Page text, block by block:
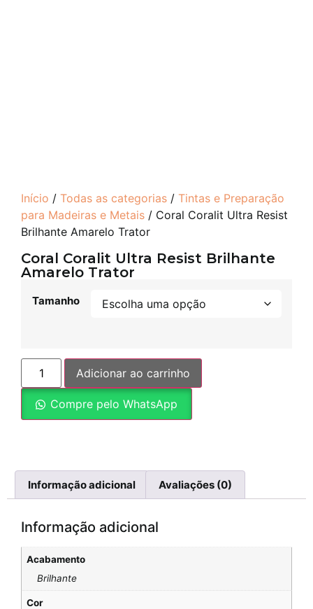
Início / Todas as categorias / Tintas e Preparação
para Madeiras e Metais / Coral Coralit Ultra Resist
Brilhante Amarelo Trator
Coral Coralit Ultra Resist Brilhante
Amarelo Trator
Tamanho
Adicionar ao carrinho
Compre pelo WhatsApp
Informação adicional Avaliações (0)
Informação adicional
Acabamento
Brilhante
Cor